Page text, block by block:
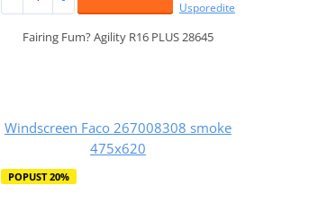
Usporedite
Fairing Fum? Agility R16 PLUS 28645
Windscreen Faco 267008308 smoke
475x620
POPUST 20%